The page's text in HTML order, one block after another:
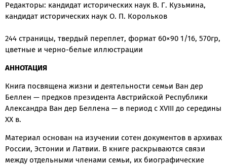
Редакторы: кандидат исторических наук В. Г. Кузьмина,
кандидат исторических наук О. П. Корольков
244 страницы, твердый переплет, формат 60×90 1/16, 570гр,
цветные и черно-белые иллюстрации
АННОТАЦИЯ
Книга посвящена жизни и деятельности семьи Ван дер
Беллен — предков президента Австрийской Республики
Александра Ван дер Беллена — в период с XVIII до середины
XX в.
Материал основан на изучении сотен документов в архивах
России, Эстонии и Латвии. В книге раскрываются связи
между отдельными членами семьи, их биографические